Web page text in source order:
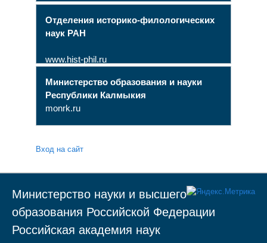
Отделения историко-филологических
наук РАН
www.hist-phil.ru
Министерство образования и науки
Республики Калмыкия
monrk.ru
Вход на сайт
Министерство науки и высшего
образования Российской Федерации
Российская академия наук